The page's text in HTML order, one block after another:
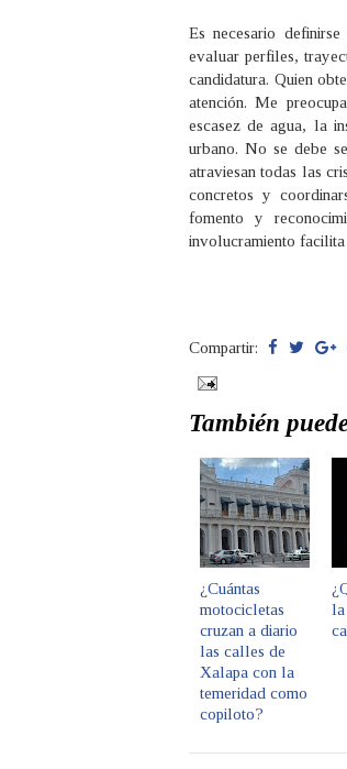
Es necesario
evaluar perfiles,
candidatura. Quien
atención. Me
escasez de agua, la
urbano. No se debe
atraviesan todas las
concretos y
fomento y
involucramiento
Compartir:
También
¿Cuántas
motocicletas
cruzan a diario
las calles de
Xalapa con la
temeridad como
copiloto?
la